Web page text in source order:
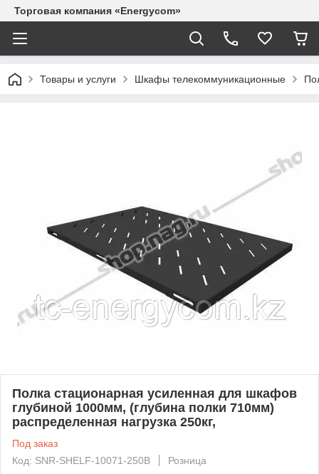
Торговая компания «Energycom»
Товары и услуги Шкафы телекоммуникационные
Полка стационарная усиленная для шкафов
глубиной 1000мм, (глубина полки 710мм)
распределенная нагрузка 250кг,
Под заказ
Код: SNR-SHELF-10071-250B
Розница